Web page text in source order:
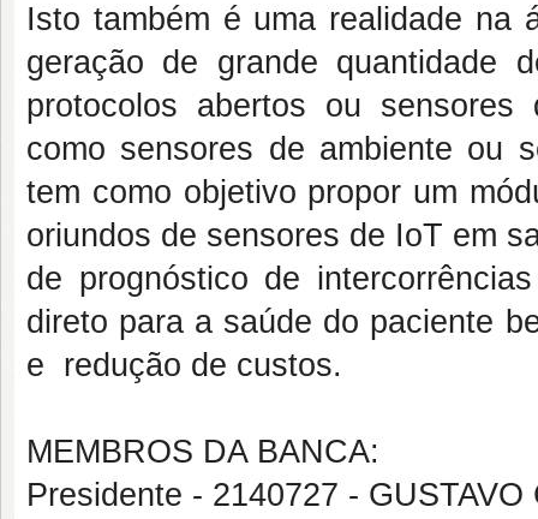
Isto também é uma realidade na
geração de grande quantidade
protocolos abertos ou
como sensores de ambiente ou
tem como objetivo propor um
oriundos de sensores de IoT em
de prognóstico de
direto para a saúde do paciente
e redução de custos.
MEMBROS DA BANCA:
Presidente - 2140727 -